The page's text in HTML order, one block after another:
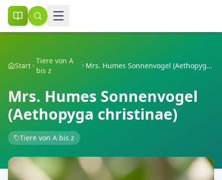
Start
Tiere von A
bis z
Mrs. Humes Sonnenvogel (Aethopyga christinae)
Mrs. Humes Sonnenvogel
(Aethopyga christinae)
Tiere von A bis z